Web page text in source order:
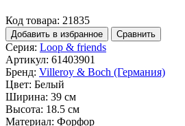
Код товара: 21835
Добавить в избранное Сравнить
Серия: Loop & friends
Артикул: 61403901
Бренд: Villeroy & Boch (Германия)
Цвет: Белый
Ширина: 39 см
Высота: 18.5 см
Материал: Форфор